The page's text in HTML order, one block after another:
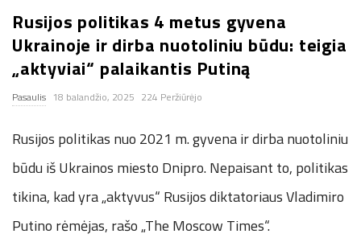
n
.
n
e
t
Rusijos politikas 4 metus gyvena
Ukrainoje ir dirba nuotoliniu būdu: teigia
„aktyviai“ palaikantis Putiną
Pasaulis 18 balandžio, 2025 224 Peržiūrėjo
Rusijos politikas nuo 2021 m. gyvena ir dirba nuotoliniu
būdu iš Ukrainos miesto Dnipro. Nepaisant to, politikas
tikina, kad yra „aktyvus“ Rusijos diktatoriaus Vladimiro
Putino rėmėjas, rašo „The Moscow Times“.